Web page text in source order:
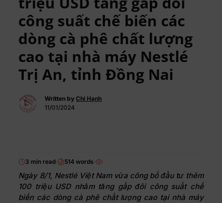
công suất chế biến các
dòng cà phê chất lượng
cao tại nhà máy Nestlé
Trị An, tỉnh Đồng Nai
Written byChi Hạnh
11/01/2024
3 min read 514 words
Ngày 8/1, Nestlé Việt Nam vừa công bố đầu tư thêm
100 triệu USD nhằm tăng gấp đôi công suất chế
biến các dòng cà phê chất lượng cao tại nhà máy